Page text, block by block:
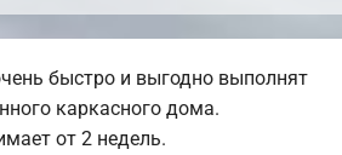
быстро и выгодно выполнят
каркасного дома.
от 2 недель.